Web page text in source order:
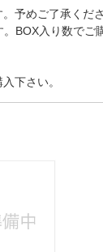
予めご了承くださ
BOX入り数で
下さい。